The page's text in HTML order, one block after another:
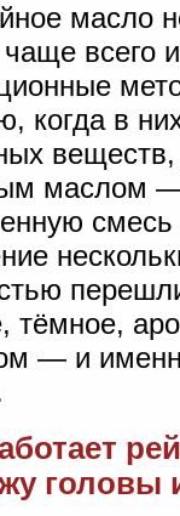
масло
всего
когда в
маслом
тёмное,
— и